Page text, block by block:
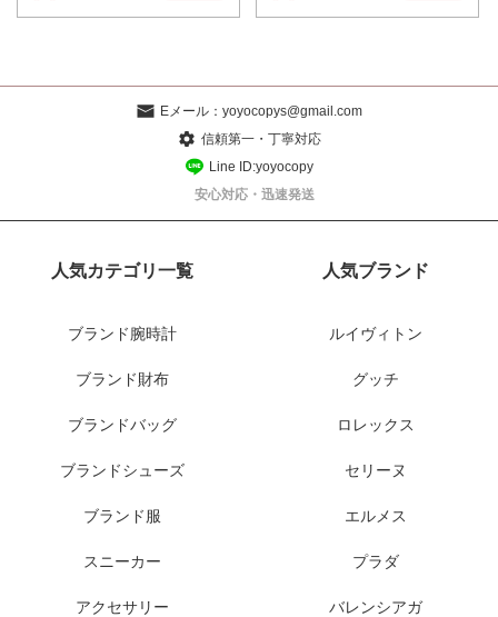
Eメール： yoyocopys@gmail.com
信頼第一・丁寧対応
Line ID:yoyocopy
安心対応・迅速発送
人気カテゴリ一覧
ブランド腕時計
ブランド財布
ブランドバッグ
ブランドシューズ
ブランド服
スニーカー
アクセサリー
人気ブランド
ルイヴィトン
グッチ
ロレックス
セリーヌ
エルメス
プラダ
バレンシアガ